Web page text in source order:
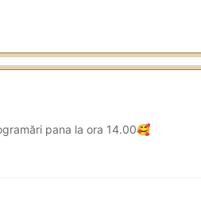
pana la ora 14.00🥰